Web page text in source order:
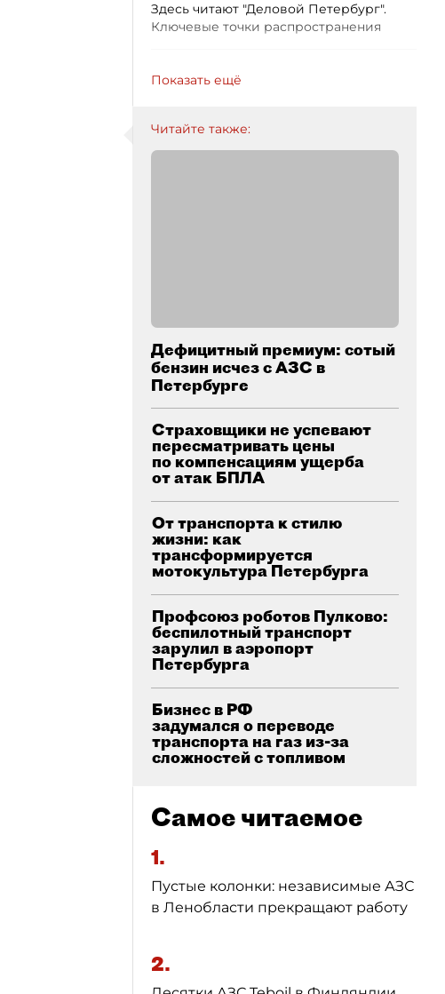
Здесь читают "Деловой Петербург".
Ключевые точки распространения
Показать ещё
Читайте также:
Дефицитный премиум: сотый
бензин исчез с АЗС в
Петербурге
Страховщики не успевают
пересматривать цены
по компенсациям ущерба
от атак БПЛА
От транспорта к стилю
жизни: как
трансформируется
мотокультура Петербурга
Профсоюз роботов Пулково:
беспилотный транспорт
зарулил в аэропорт
Петербурга
Бизнес в РФ
задумался о переводе
транспорта на газ из-за
сложностей с топливом
Самое читаемое
1.
Пустые колонки: независимые АЗС
в Ленобласти прекращают работу
2.